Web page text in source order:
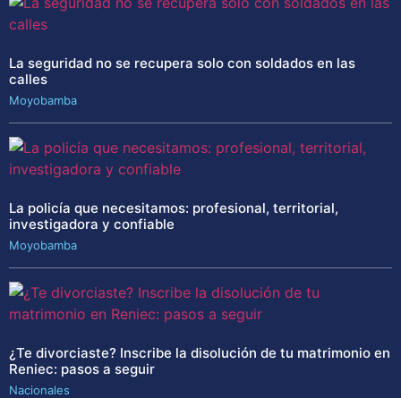
La seguridad no se recupera solo con soldados en las
calles
Moyobamba
La policía que necesitamos: profesional, territorial,
investigadora y confiable
Moyobamba
¿Te divorciaste? Inscribe la disolución de tu matrimonio en
Reniec: pasos a seguir
Nacionales